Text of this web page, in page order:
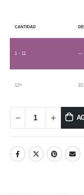
CANTIDAD
1 - 11 —
12+